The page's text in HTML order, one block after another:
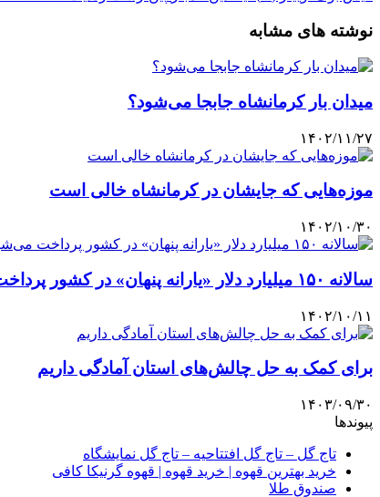
نوشته های مشابه
میدان بار کرمانشاه جابجا می‌شود؟
۱۴۰۲/۱۱/۲۷
موزه‌هایی که جایشان در کرمانشاه خالی است
۱۴۰۲/۱۰/۳۰
سالانه ۱۵۰ میلیارد دلار «یارانه پنهان» در کشور پرداخت می‌شود
۱۴۰۲/۱۰/۱۱
برای کمک به حل چالش‌های استان آمادگی داریم
۱۴۰۳/۰۹/۳۰
پیوندها
تاج گل – تاج گل افتتاحیه – تاج گل نمایشگاه
خرید بهترین قهوه | خرید قهوه | قهوه گرنیکا کافی
صندوق طلا